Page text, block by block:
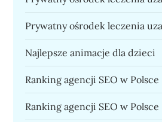
Prywatny ośrodek leczenia
Najlepsze animacje dla dzieci
Ranking agencji SEO w Polsce
Ranking agencji SEO w Polsce